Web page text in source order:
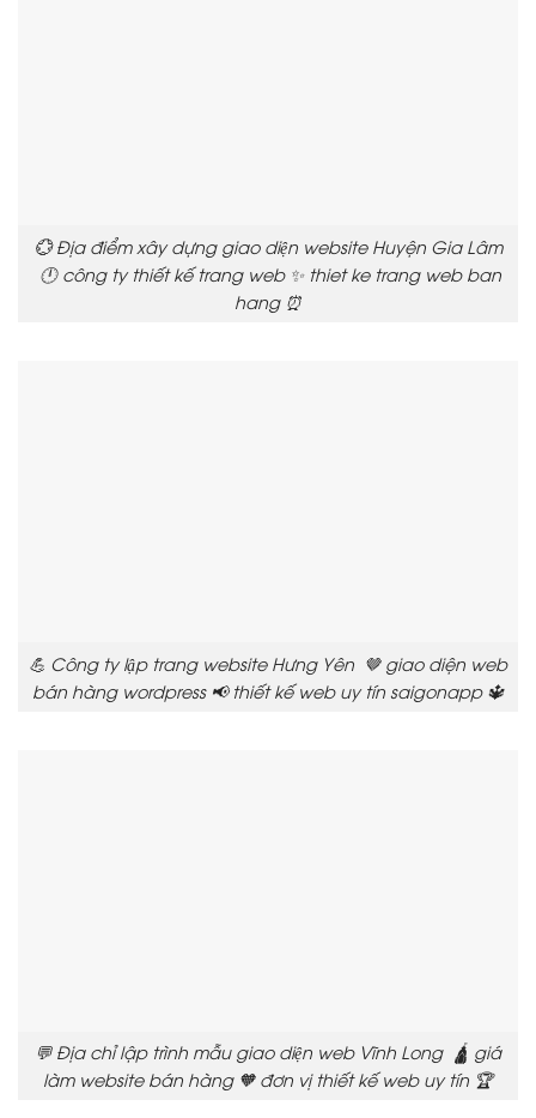
💮 Địa điểm xây dựng giao diện website Huyện Gia Lâm
🕛 công ty thiết kế trang web ✨ thiet ke trang web ban
hang ⏰
💪 Công ty lập trang website Hưng Yên 🤎 giao diện web
bán hàng wordpress 📢 thiết kế web uy tín saigonapp 🔱
💬 Địa chỉ lập trình mẫu giao diện web Vĩnh Long 🛕 giá
làm website bán hàng 🧡 đơn vị thiết kế web uy tín 🏆